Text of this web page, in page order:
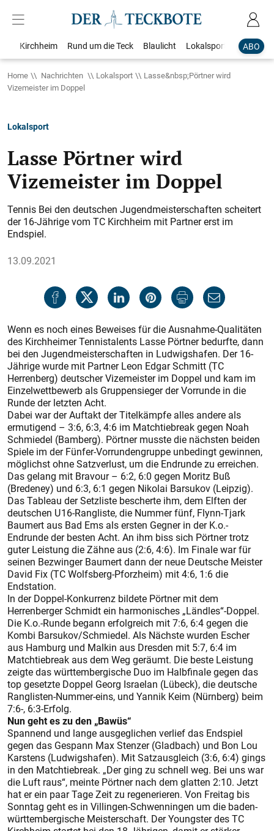
ABO
Kirchheim Rund um die Teck Blaulicht Lokalsport
Home Nachrichten Lokalsport
Lasse&nbsp;Pörtner wird
Vizemeister im Doppel
Lokalsport
Lasse Pörtner wird
Vizemeister im Doppel
Tennis Bei den deutschen Jugendmeisterschaften scheitert
der 16-Jährige vom TC Kirchheim mit Partner erst im
Endspiel.
13.09.2021
Wenn es noch eines Beweises für die Ausnahme-Qualitäten
des Kirchheimer Tennistalents Lasse Pörtner bedurfte, dann
bei den Jugendmeisterschaften in Ludwigshafen. Der 16-
Jährige wurde mit Partner Leon Edgar Schmitt (TC
Herrenberg) deutscher Vizemeister im Doppel und kam im
Einzelwettbewerb als Gruppensieger der Vorrunde in die
Runde der letzten Acht.
Dabei war der Auftakt der Titelkämpfe alles andere als
ermutigend – 3:6, 6:3, 4:6 im Matchtiebreak gegen Noah
Schmiedel (Bamberg). Pörtner musste die nächsten beiden
Spiele im der Fünfer-Vorrundengruppe unbedingt gewinnen,
möglichst ohne Satzverlust, um die Endrunde zu erreichen.
Das gelang mit Bravour – 6:2, 6:0 gegen Moritz Buß
(Bredeney) und 6:3, 6:1 gegen Nikolai Barsukov (Leipzig).
Das Tableau der Setzliste bescherte ihm, dem Elften der
deutschen U 16-Rang­liste, die Nummer fünf, Flynn-Tjark
Baumert aus Bad Ems als ers­ten Gegner in der K.o.-
Endrunde der besten Acht. An ihm biss sich Pörtner trotz
guter Leis­tung die Zähne aus (2:6, 4:6). Im Finale war für
seinen Bezwinger Baumert dann der neue Deutsche Meister
David Fix (TC Wolfsberg-Pforzheim) mit 4:6, 1:6 die
Endstation.
In der Doppel-Konkurrenz bildete Pörtner mit dem
Herrenberger Schmidt ein harmonisches „Ländles“-Doppel.
Die K.o.-Runde begann erfolgreich mit 7:6, 6:4 gegen die
Kombi Barsukov/Schmiedel. Als Nächste wurden Escher
aus Hamburg und Malkin aus Dresden mit 5:7, 6:4 im
Matchtiebreak aus dem Weg geräumt. Die beste Leistung
zeigte das württembergische Duo im Halbfinale gegen das
top gesetzte Doppel Georg Israelan (Lübeck), die deutsche
Ranglisten-Nummer-eins, und Yannik Keim (Nürnberg) beim
7:6-, 6:3-Erfolg.
Nun geht es zu den „Bawüs“
Spannend und lange ausgeglichen verlief das Endspiel
gegen das Gespann Max Stenzer (Gladbach) und Bon Lou
Karstens (Ludwigshafen). Mit Satzausgleich (3:6, 6:4) gings
in den Matchtiebreak. „Der ging zu schnell weg. Bei uns war
die Luft raus“, meinte Pörtner nach dem glatten 2:10. Jetzt
hat er ein paar Tage Zeit zu regenerieren. Von Freitag bis
Sonntag geht es in Villingen-Schwenningen um die baden-
württembergische Meis­terschaft. Der Youngster des TC